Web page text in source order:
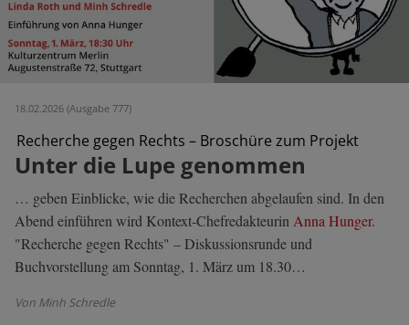
18.02.2026 (Ausgabe 777)
Recherche gegen Rechts – Broschüre zum Projekt
Unter die Lupe genommen
… geben Einblicke, wie die Recherchen abgelaufen sind. In den
Abend einführen wird Kontext-Chefredakteurin Anna Hunger.
"Recherche gegen Rechts" – Diskussionsrunde und
Buchvorstellung am Sonntag, 1. März um 18.30…
Von Minh Schredle